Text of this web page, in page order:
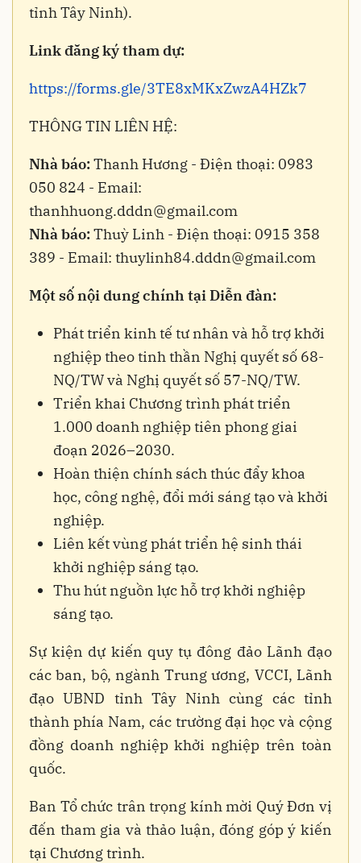
tỉnh Tây Ninh).
Link đăng ký tham dự:
https://forms.gle/3TE8xMKxZwzA4HZk7
THÔNG TIN LIÊN HỆ:
Nhà báo:Thanh Hương - Điện thoại: 0983
050 824 - Email:
thanhhuong.dddn@gmail.com
Nhà báo:Thuỳ Linh - Điện thoại: 0915 358
389 - Email: thuylinh84.dddn@gmail.com
Một số nội dung chính tại Diễn đàn:
Phát triển kinh tế tư nhân và hỗ trợ khởi
nghiệp theo tinh thần Nghị quyết số 68-
NQ/TW và Nghị quyết số 57-NQ/TW.
Triển khai Chương trình phát triển
1.000 doanh nghiệp tiên phong giai
đoạn 2026–2030.
Hoàn thiện chính sách thúc đẩy khoa
học, công nghệ, đổi mới sáng tạo và khởi
nghiệp.
Liên kết vùng phát triển hệ sinh thái
khởi nghiệp sáng tạo.
Thu hút nguồn lực hỗ trợ khởi nghiệp
sáng tạo.
Sự kiện dự kiến quy tụ đông đảo Lãnh đạo
các ban, bộ, ngành Trung ương, VCCI, Lãnh
đạo UBND tỉnh Tây Ninh cùng các tỉnh
thành phía Nam, các trường đại học và cộng
đồng doanh nghiệp khởi nghiệp trên toàn
quốc.
Ban Tổ chức trân trọng kính mời Quý Đơn vị
đến tham gia và thảo luận, đóng góp ý kiến
tại Chương trình.